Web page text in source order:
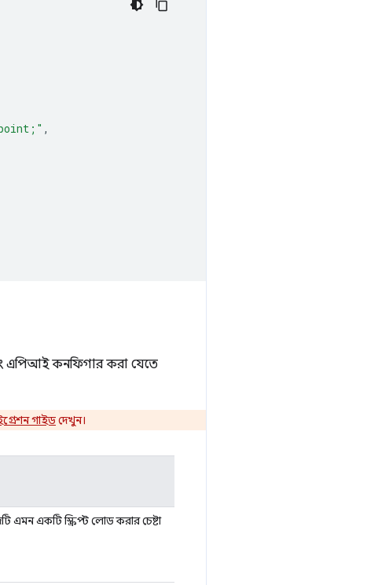
,
এপিআই কনফিগার করা যেতে
গাইডদেখুন।
এমন একটি স্ক্রিপ্ট লোড করার চেষ্টা